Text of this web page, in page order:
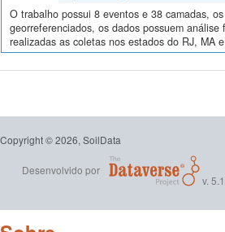
O trabalho possui 8 eventos e 38 camadas,
georreferenciados, os dados possuem
realizadas as coletas nos estados do RJ, MA
Copyright © 2026, SoilData
Desenvolvido por
v.